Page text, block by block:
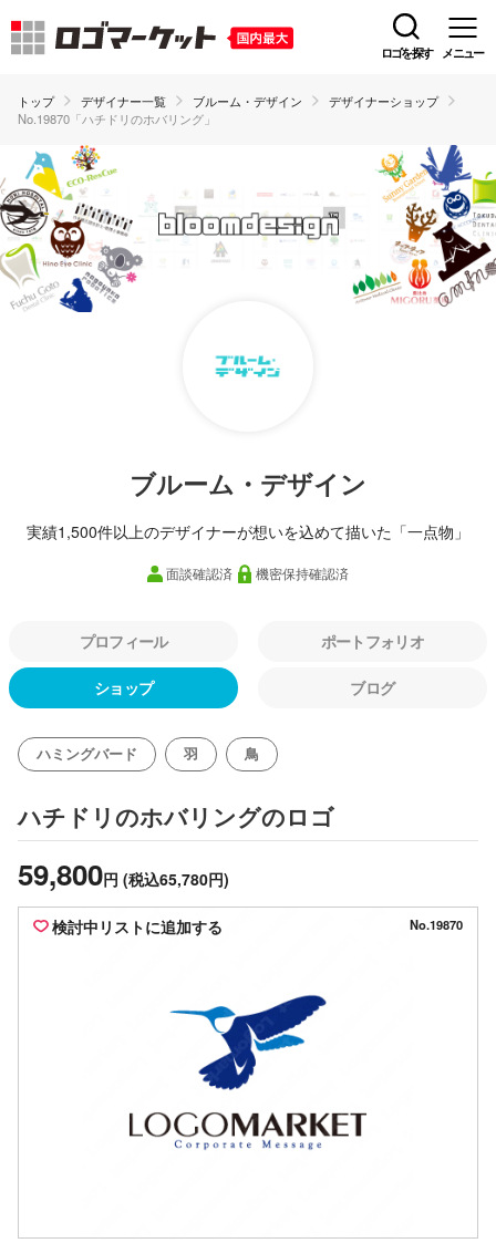
ロゴを探す メニュー
トップ デザイナー一覧 ブルーム・デザイン
デザイナーショップ
No.19870「ハチドリのホバリング」
ブルーム・デザイン
実績1,500件以上のデザイナーが想いを込めて描いた「一点物」
面談確認済 機密保持確認済
プロフィール ポートフォリオ
ショップ ブログ
ハミングバード 羽 鳥
ハチドリのホバリングのロゴ
59,800円 (税込65,780円)
検討中リストに追加する No.19870